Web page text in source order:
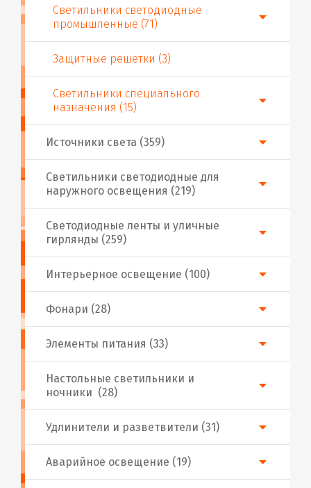
Фонари (28)
Аварийное освещение (19)
Настольные светильники и
ночники (28)
Интерьерное освещение (100)
Источники света (359)
Светодиодные ленты и уличные
гирлянды (259)
Светильники светодиодные
промышленные (71)
Защитные решетки (3)
Светильники специального
назначения (15)
Светильники светодиодные для
наружного освещения (219)
Удлинители и разветвители (31)
Элементы питания (33)